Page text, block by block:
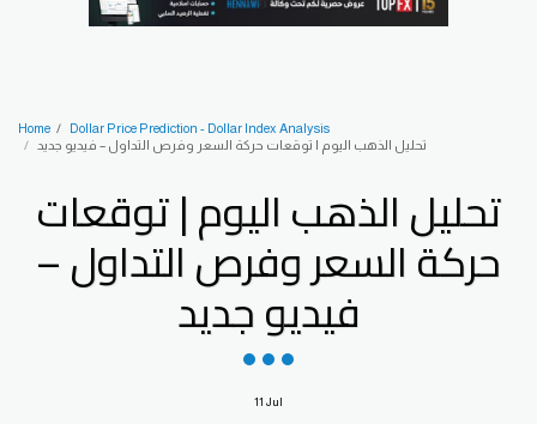
Home
Dollar Price Prediction - Dollar Index Analysis
تحليل الذهب اليوم | توقعات حركة السعر وفرص التداول – فيديو جديد
تحليل الذهب اليوم | توقعات
حركة السعر وفرص التداول –
فيديو جديد
11 Jul